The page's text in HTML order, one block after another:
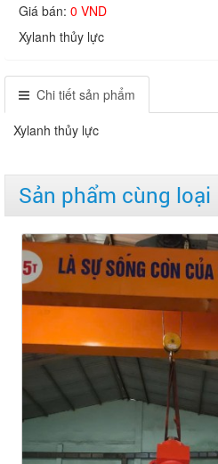
Giá bán: 0 VND
Xylanh thủy lực
Chi tiết sản phẩm
Xylanh thủy lực
Sản phẩm cùng loại